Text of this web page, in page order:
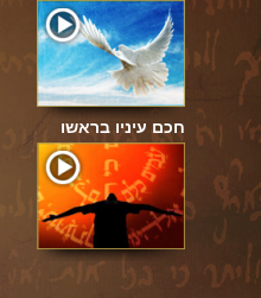
חכם עיניו בראשו